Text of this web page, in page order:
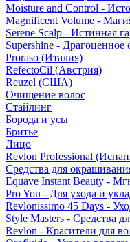
Moisture and Control -
Magnificent Volume -
Serene Scalp - Истинная
Supershine - Драгоценное
Proraso (Италия)
RefectoCil (Австрия)
Reuzel (США)
Очищение волос
Стайлинг
Борода и усы
Бритье
Лицо
Revlon Professional
Средства для
Equave Instant Beauty -
Pro You - Для ухода и
Revlonissimo 45 Days -
Style Masters - Средства
Revlon - Красители для